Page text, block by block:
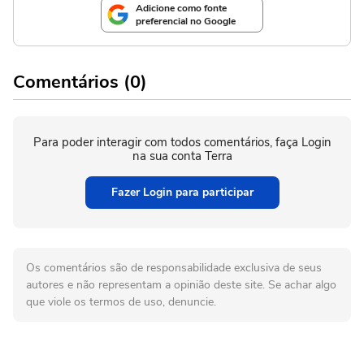
Adicione como fonte
preferencial no Google
Comentários (0)
Para poder interagir com todos comentários, faça Login
na sua conta Terra
Fazer Login para participar
Os comentários são de responsabilidade exclusiva de seus
autores e não representam a opinião deste site. Se achar algo
que viole os termos de uso, denuncie.